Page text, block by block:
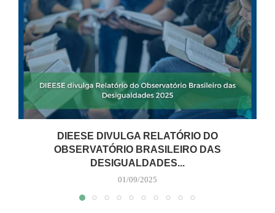
DIEESE DIVULGA RELATÓRIO DO
OBSERVATÓRIO BRASILEIRO DAS
DESIGUALDADES...
01/09/2025